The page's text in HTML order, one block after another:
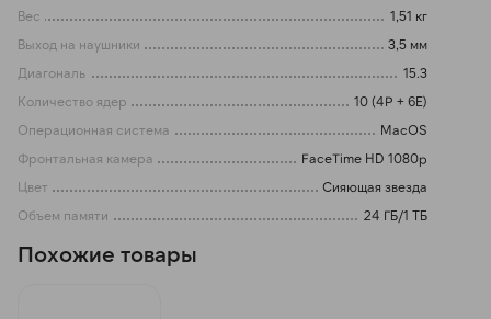
Вес
1,51 кг
Выход на наушники
3,5 мм
Диагональ
15.3
Количество ядер
10 (4P + 6E)
Операционная система
MacOS
Фронтальная камера
FaceTime HD 1080p
Цвет
Сияющая звезда
Объем памяти
24 ГБ/1 ТБ
Похожие товары